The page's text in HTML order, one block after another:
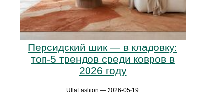
Персидский шик — в кладовку:
топ-5 трендов среди ковров в
2026 году
UllaFashion — 2026-05-19